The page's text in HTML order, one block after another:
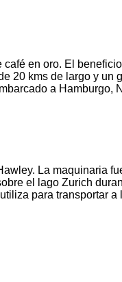
en oro. El
kms de largo y
a Hamburgo,
La maquinaria
el lago Zurich
para transportar